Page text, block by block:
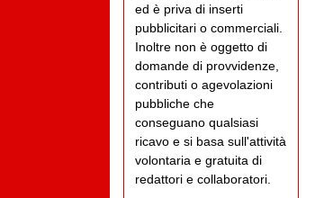
ed è priva di inserti
pubblicitari o commerciali.
Inoltre non è oggetto di
domande di provvidenze,
contributi o agevolazioni
pubbliche che
conseguano qualsiasi
ricavo e si basa sull'attività
volontaria e gratuita di
redattori e collaboratori.